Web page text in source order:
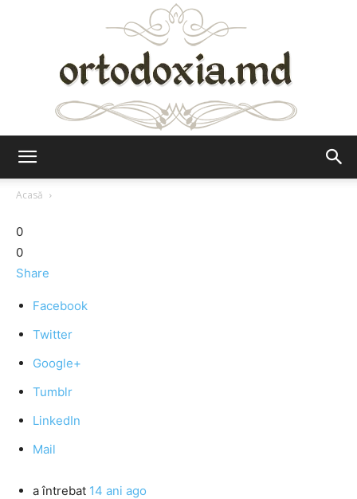
Acasă
0
0
Share
Facebook
Twitter
Google+
Tumblr
LinkedIn
Mail
a întrebat 14 ani ago